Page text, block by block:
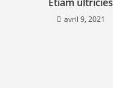
avril 9, 2021